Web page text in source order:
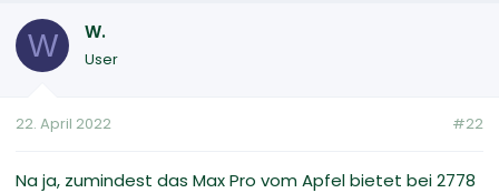
W W.
User
22. April 2022 #22
Na ja, zumindest das Max Pro vom Apfel bietet bei 2778